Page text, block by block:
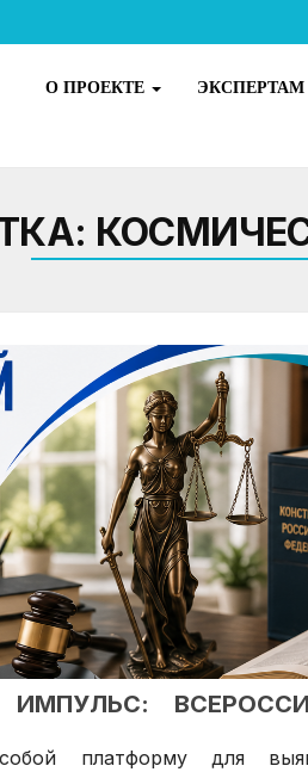
О ПРОЕКТЕ ЭКСПЕРТАМ
ИМПУЛЬС:
собой платформу для